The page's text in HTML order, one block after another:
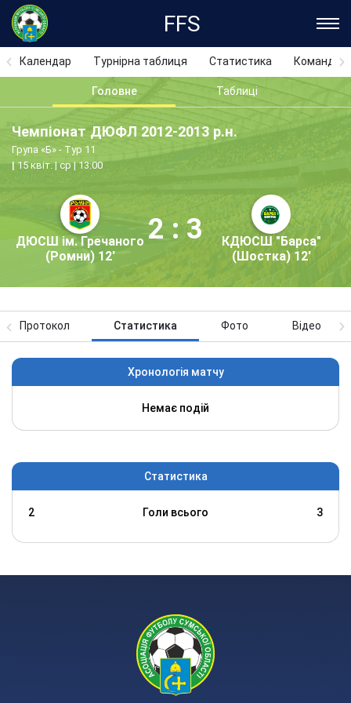
FFS
Календар Турнірна таблиця Статистика Команди
Головне Таблиці
Чемпіонат ДЮФЛ 2012-2013 р.н.
Група «Б» - Тур 11
ДЮСШ ім. Гречаного
(Ромни) 12'
2 : 3
КДЮСШ "Барса"
(Шостка) 12'
15 квіт. | ср | 13:00
Протокол Статистика Фото Відео
Хронологія матчу
Немає подій
Статистика
2 Голи всього 3